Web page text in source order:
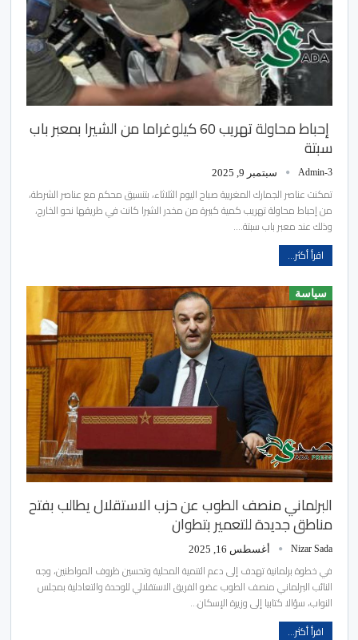
إحباط محاولة تهريب 60 كيلوغراما من الشيرا بمعبر باب
سبتة
Admin-3 سبتمبر 9, 2025
تمكنت عناصر الجمارك المغربية صباح اليوم الثلاثاء، بتنسيق محكم مع عناصر الشرطة،
من إحباط محاولة تهريب كمية كبيرة من مخدر الشيرا كانت في طريقها نحو الخارج،
وذلك عند معبر باب سبتة.…
اقرأ أكثر...
سياسة
البرلماني منصف الطوب عن حزب الاستقلال يطالب بفتح
مناطق جديدة للتعمير بتطوان
Nizar Sada أغسطس 16, 2025
في خطوة برلمانية تهدف إلى دعم التنمية المحلية وتحسين ظروف المواطنين، وجه
النائب البرلماني منصف الطوب عضو الفريق الاستقلالي للوحدة والتعادلية بمجلس
النواب، سؤالا كتابيا إلى وزيرة الإسكان…
اقرأ أكثر...